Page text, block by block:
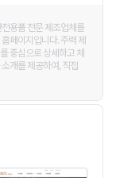
용품 전문 제조업체를
페이지입니다. 주력 제
중심으로 상세하고 체
개를 제공하여, 직접